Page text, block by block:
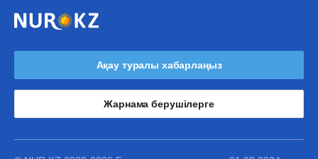
Ақау туралы хабарлаңыз
Жарнама берушілерге